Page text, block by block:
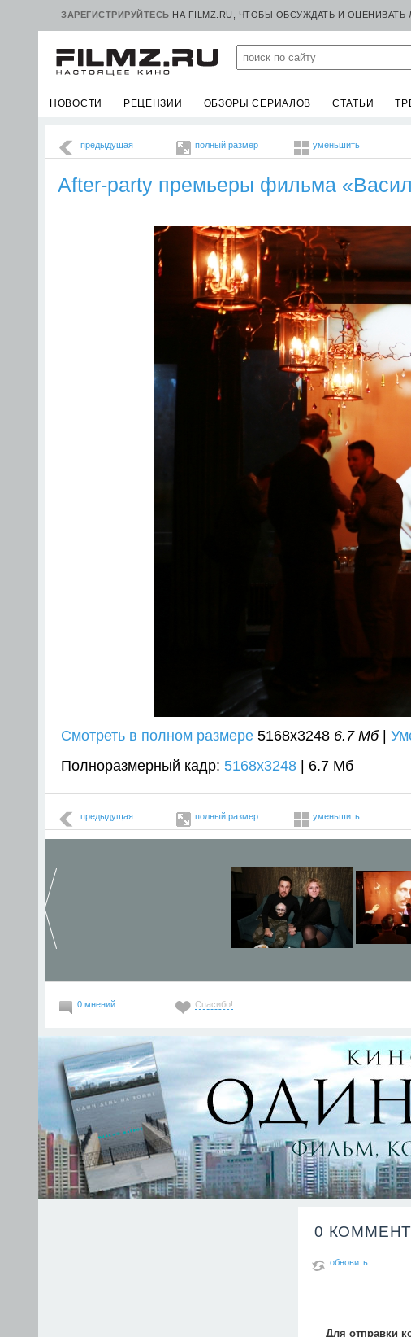
ЗАРЕГИСТРИРУЙТЕСЬ НА FILMZ.RU, ЧТОБЫ ОБСУЖДАТЬ И
НОВОСТИ РЕЦЕНЗИИ ОБЗОРЫ СЕРИАЛОВ СТАТЬИ
предыдущая полный размер уменьшить
After-party премьеры фильма
Смотреть в полном размере 5168x3248 6.7 Мб|
Полноразмерный кадр: 5168x3248 | 6.7 Мб
предыдущая полный размер уменьшить
0 мнений Спасибо!
0
обновить
Для отправки